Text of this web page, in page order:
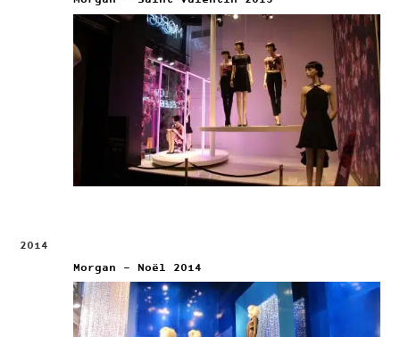
2014
Morgan – Noël 2014